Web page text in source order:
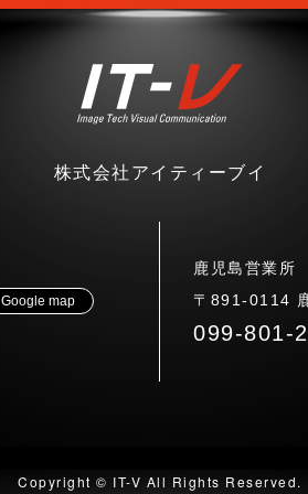
株式会社アイティーブイ
Google map
鹿児島営業所
〒891-0114
099-801-
Copyright © IT-V All Rights Reserved.